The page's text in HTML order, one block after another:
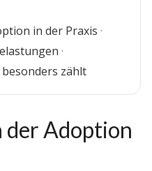
in der Praxis ·
·
zählt
der Adoption